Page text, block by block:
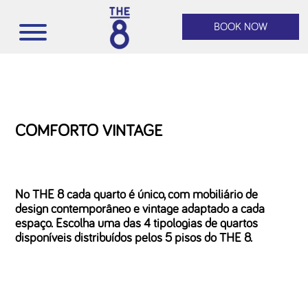
BOOK NOW
COMFORTO VINTAGE
No THE 8 cada quarto é único, com mobiliário de
design contemporâneo e vintage adaptado a cada
espaço. Escolha uma das 4 tipologias de quartos
disponíveis distribuídos pelos 5 pisos do THE 8.